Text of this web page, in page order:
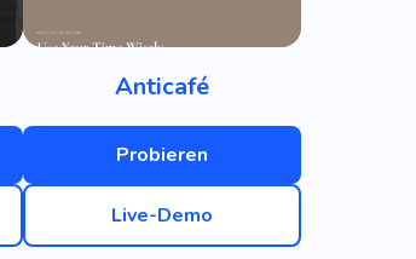
Anticafé
Probieren
Live-Demo